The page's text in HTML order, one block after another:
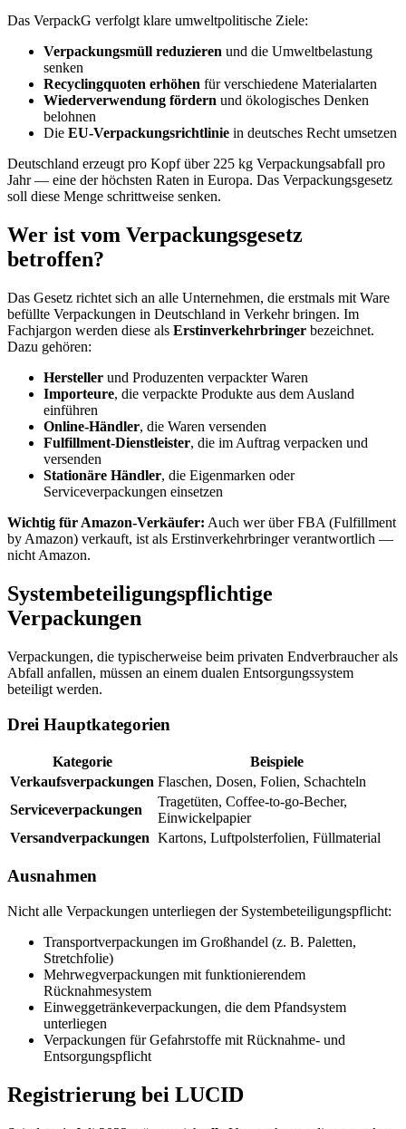
Das VerpackG verfolgt klare umweltpolitische Ziele:
Verpackungsmüll reduzieren und die Umweltbelastung
senken
Recyclingquoten erhöhen für verschiedene Materialarten
Wiederverwendung fördern und ökologisches Denken
belohnen
Die EU-Verpackungsrichtlinie in deutsches Recht umsetzen
Deutschland erzeugt pro Kopf über 225 kg Verpackungsabfall pro
Jahr — eine der höchsten Raten in Europa. Das Verpackungsgesetz
soll diese Menge schrittweise senken.
Wer ist vom Verpackungsgesetz
betroffen?
Das Gesetz richtet sich an alle Unternehmen, die erstmals mit Ware
befüllte Verpackungen in Deutschland in Verkehr bringen. Im
Fachjargon werden diese als Erstinverkehrbringer bezeichnet.
Dazu gehören:
Hersteller und Produzenten verpackter Waren
Importeure, die verpackte Produkte aus dem Ausland
einführen
Online-Händler, die Waren versenden
Fulfillment-Dienstleister, die im Auftrag verpacken und
versenden
Stationäre Händler, die Eigenmarken oder
Serviceverpackungen einsetzen
Wichtig für Amazon-Verkäufer: Auch wer über FBA (Fulfillment
by Amazon) verkauft, ist als Erstinverkehrbringer verantwortlich —
nicht Amazon.
Systembeteiligungspflichtige
Verpackungen
Verpackungen, die typischerweise beim privaten Endverbraucher als
Abfall anfallen, müssen an einem dualen Entsorgungssystem
beteiligt werden.
Drei Hauptkategorien
Kategorie
Beispiele
Verkaufsverpackungen Flaschen, Dosen, Folien, Schachteln
Serviceverpackungen
Tragetüten, Coffee-to-go-Becher,
Einwickelpapier
Versandverpackungen Kartons, Luftpolsterfolien, Füllmaterial
Ausnahmen
Nicht alle Verpackungen unterliegen der Systembeteiligungspflicht:
Transportverpackungen im Großhandel (z. B. Paletten,
Stretchfolie)
Mehrwegverpackungen mit funktionierendem
Rücknahmesystem
Einweggetränkeverpackungen, die dem Pfandsystem
unterliegen
Verpackungen für Gefahrstoffe mit Rücknahme- und
Entsorgungspflicht
Registrierung bei LUCID